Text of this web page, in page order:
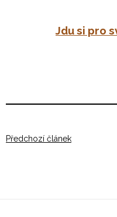
Jdu si pro
Předchozí článek